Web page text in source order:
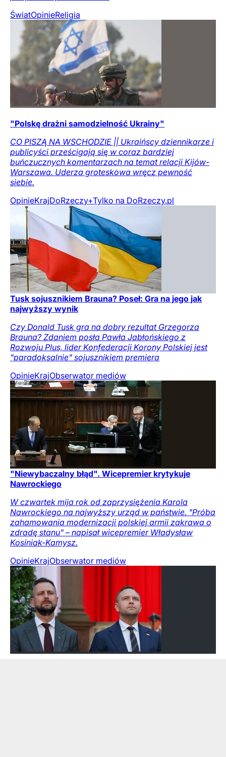
ŚwiatOpinieReligia
"Polskę drażni samodzielność Ukrainy"
CO PISZĄ NA WSCHODZIE || Ukraińscy dziennikarze i
publicyści prześcigają się w coraz bardziej
buńczucznych komentarzach na temat relacji Kijów-
Warszawa. Uderza groteskowa wręcz pewność
siebie.
OpinieKrajDoRzeczy+Tylko na DoRzeczy.pl
Tusk sojusznikiem Brauna? Poseł: Gra na jego jak
najwyższy wynik
Czy Donald Tusk gra na dobry rezultat Grzegorza
Brauna? Zdaniem posła Pawła Jabłońskiego z
Rozwoju Plus, lider Konfederacji Korony Polskiej jest
"paradoksalnie" sojusznikiem premiera
OpinieKrajObserwator mediów
"Niewybaczalny błąd". Wicepremier krytykuje
Nawrockiego
W czwartek mija rok od zaprzysiężenia Karola
Nawrockiego na najwyższy urząd w państwie. "Próba
zahamowania modernizacji polskiej armii zakrawa o
zdradę stanu" – napisał wicepremier Władysław
Kosiniak-Kamysz.
OpinieKrajObserwator mediów